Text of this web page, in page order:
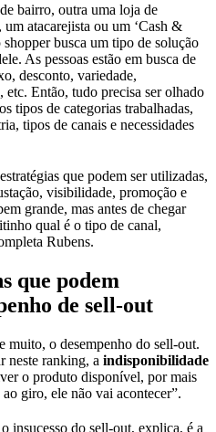
bairro, outra uma loja de
atacarejista ou um ‘Cash &
busca um tipo de solução
As pessoas estão em busca de
desconto, variedade,
Então, tudo precisa ser olhado
tipos de categorias trabalhadas,
tipos de canais e necessidades
que podem ser utilizadas,
visibilidade, promoção e
grande, mas antes de chegar
qual é o tipo de canal,
Rubens.
que podem
de sell-out
muito, o desempenho do sell-out.
neste ranking, a indisponibilidade
o produto disponível, por mais
giro, ele não vai acontecer”.
insucesso do sell-out, explica, é a